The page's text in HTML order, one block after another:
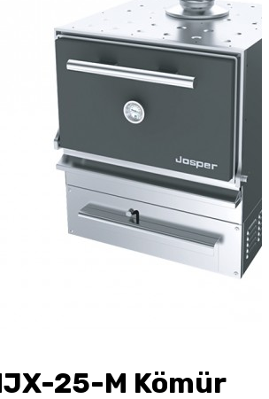
25-M Kömür